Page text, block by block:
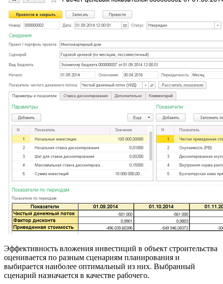
Эффективность вложения инвестиций в объект строительства
оценивается по разным сценариям планирования и
выбирается наиболее оптимальный из них. Выбранный
сценарий назначается в качестве рабочего.